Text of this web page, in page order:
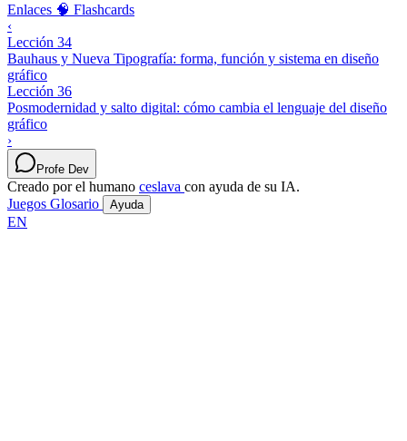
Enlaces 🧠 Flashcards
‹
Lección 34
Bauhaus y Nueva Tipografía: forma, función y sistema en diseño
gráfico
Lección 36
Posmodernidad y salto digital: cómo cambia el lenguaje del diseño
gráfico
›
Profe Dev
Creado por el humano ceslava con ayuda de su IA.
Juegos Glosario Ayuda
EN